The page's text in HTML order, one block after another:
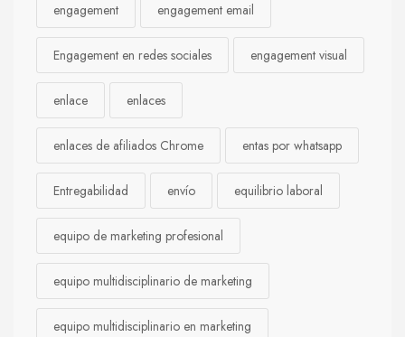
engagement engagement email
Engagement en redes sociales engagement visual
enlace enlaces
enlaces de afiliados Chrome entas por whatsapp
Entregabilidad envío equilibrio laboral
equipo de marketing profesional
equipo multidisciplinario de marketing
equipo multidisciplinario en marketing